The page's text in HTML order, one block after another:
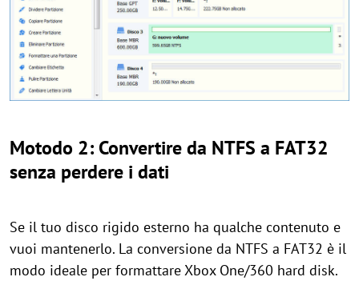
Motodo 2: Convertire da NTFS a FAT32
senza perdere i dati
Se il tuo disco rigido esterno ha qualche contenuto e
vuoi mantenerlo. La conversione da NTFS a FAT32 è il
modo ideale per formattare Xbox One/360 hard disk.